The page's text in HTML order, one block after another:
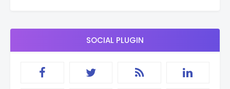
SOCIAL PLUGIN